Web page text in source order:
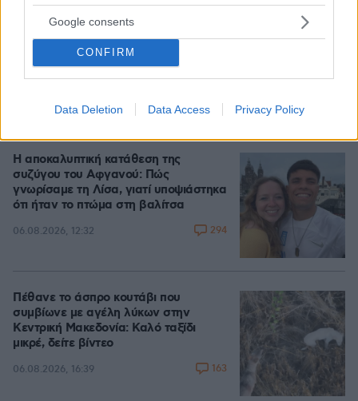
Google consents
CONFIRM
Data Deletion Data Access Privacy Policy
Οργή στο Περού για το βίντεο της
σεξουαλικής επίθεσης μαέστρου σε
26χρονη τραγουδίστρια: «Σιγά-σιγά
θα το ξεπεράσεις» της έλεγαν από τη
μπάντα της
07.08.2026, 07:16
Η αποκαλυπτική κατάθεση της
συζύγου του Αφγανού: Πώς
γνωρίσαμε τη Λίσα, γιατί υποψιάστηκα
ότι ήταν το πτώμα στη βαλίτσα
06.08.2026, 12:32 294
Πέθανε το άσπρο κουτάβι που
συμβίωνε με αγέλη λύκων στην
Κεντρική Μακεδονία: Καλό ταξίδι
μικρέ, δείτε βίντεο
06.08.2026, 16:39 163